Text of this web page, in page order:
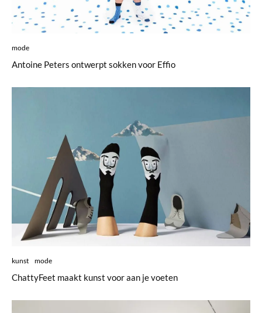
mode
Antoine Peters ontwerpt sokken voor Effio
kunst mode
ChattyFeet maakt kunst voor aan je voeten